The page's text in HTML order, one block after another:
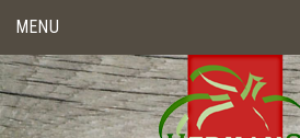
MENU